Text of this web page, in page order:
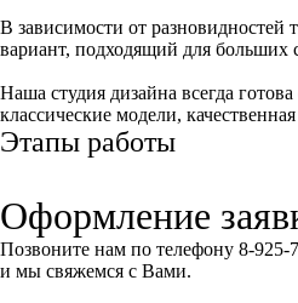
В зависимости от
вариант, подходящий для больших
Наша студия дизайна всегда
классические модели,
Этапы работы
Оформление
Позвоните нам по телефону 8-925-
и мы свяжемся с Вами.